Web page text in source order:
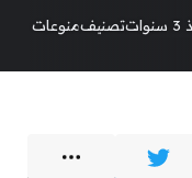
تصنيفمنوعات